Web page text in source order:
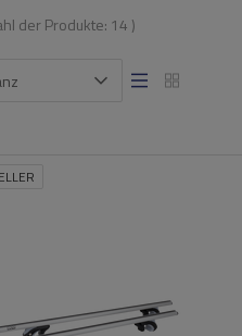
der Produkte: 14 )